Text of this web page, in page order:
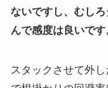
ないですし、むし
んで感度は良いです
スタックさせて外